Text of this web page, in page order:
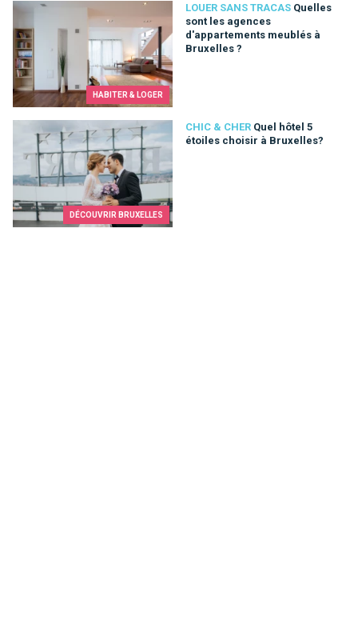
HABITER & LOGER
LOUER SANS TRACAS Quelles
sont les agences
d'appartements meublés à
Bruxelles ?
Quelles sont les agences d'appartements meublés à
DÉCOUVRIR BRUXELLES
CHIC & CHER Quel hôtel 5
étoiles choisir à Bruxelles?
Quel hôtel 5 étoiles choisir à Bruxelles?